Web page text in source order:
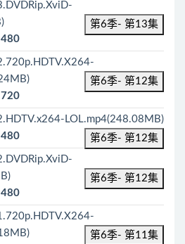
第6季- 第13集
第6季- 第12集
LOL.mp4(248.08MB)
第6季- 第12集
第6季- 第12集
第6季- 第11集